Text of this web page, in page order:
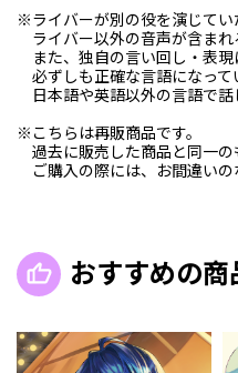
※ライバーが別の役を演じてい
ライバー以外の音声が含まれ
また、独自の言い回し・表現
必ずしも正確な言語になって
日本語や英語以外の言語で話
※こちらは再販商品です。
過去に販売した商品と同一の
ご購入の際には、お間違いの
おすすめの商